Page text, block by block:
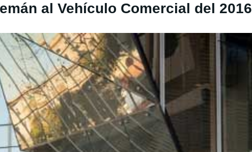
al Vehículo Comercial del 2016